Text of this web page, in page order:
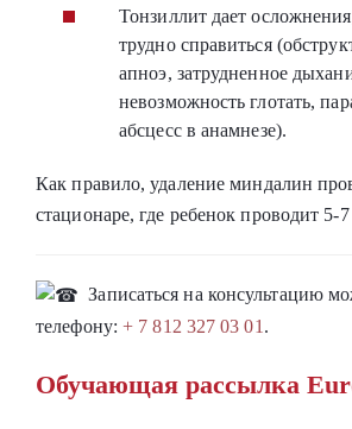
Тонзиллит дает
трудно справиться
апноэ, затрудненное
невозможность глотать,
абсцесс в анамнезе).
Как правило, удаление миндалин
стационаре, где ребенок проводит 5-
Записаться на консультацию
телефону: + 7 812 327 03 01 .
Обучающая рассылка